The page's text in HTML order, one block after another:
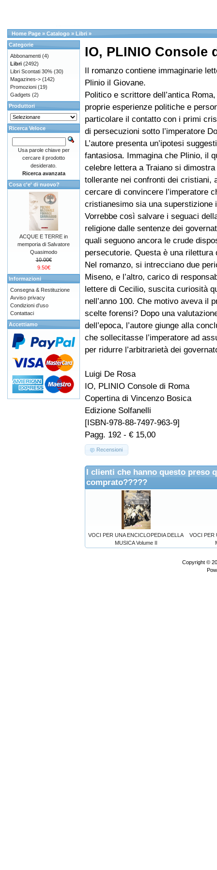
Home Page » Catalogo » Libri »
IO, PLINIO Console
Il romanzo contiene immaginarie
Plinio il Giovane.
Politico e scrittore dell’antica
proprie esperienze politiche e
particolare il contatto con i primi
di persecuzioni sotto l’imperatore
L’autore presenta un’ipotesi
fantasiosa. Immagina che Plinio, il
celebre lettera a Traiano si
tollerante nei confronti dei cristiani,
cercare di convincere l’imperatore
cristianesimo sia una superstizione
Vorrebbe così salvare i seguaci
religione dalle sentenze dei
quali seguono ancora le crude
persecutorie. Questa è una
Nel romanzo, si intrecciano due
Miseno, e l’altro, carico di
lettere di Cecilio, suscita curiosità
nell’anno 100. Che motivo aveva il
scelte forensi? Dopo una
dell’epoca, l’autore giunge alla
che sollecitasse l’imperatore ad
per ridurre l’arbitrarietà dei
Luigi De Rosa
IO, PLINIO Console di Roma
Copertina di Vincenzo Bosica
Edizione Solfanelli
[ISBN-978-88-7497-963-9]
Pagg. 192 - € 15,00
Recensioni
I clienti che hanno questo preso
comprato?????
VOCI PER UNA ENCICLOPEDIA DELLA
MUSICA Volume II
VOCI PER
Categorie
Abbonamenti (4)
Libri (2492)
Libri Scontati 30% (30)
Magazines-> (142)
Promozioni (19)
Gadgets (2)
Produttori
Ricerca Veloce
Usa parole chiave per
cercare il prodotto
desiderato.
Ricerca avanzata
Cosa c'e' di nuovo?
ACQUE E TERRE in
memporia di Salvatore
Quasimodo
10.00€
9.50€
Informazioni
Consegna & Restituzione
Avviso privacy
Condizioni d'uso
Contattaci
Accettiamo
Copyright ©